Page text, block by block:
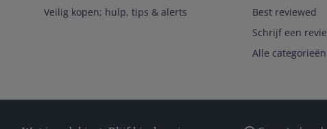
Veilig kopen; hulp, tips & alerts
Best reviewed
Schrijf een
Alle categorieën